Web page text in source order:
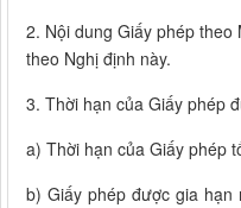
2. Nội dung Giấy phép
theo Nghị định này.
3. Thời hạn của Giấy phép
a) Thời hạn của Giấy phép
b) Giấy phép được gia